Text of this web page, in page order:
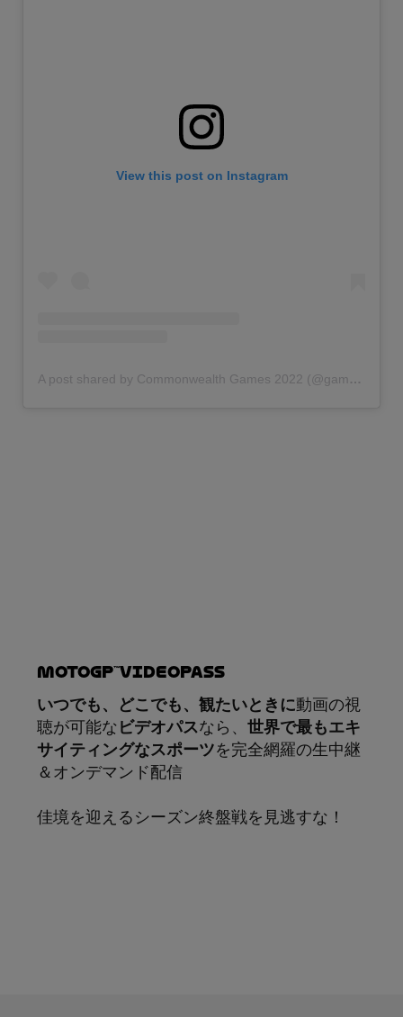
View this post on Instagram
A post shared by Commonwealth Games 2022 (@gamescommonwealth)
MotoGP™VIDEOPASS
いつでも、どこでも、観たいときに動画の視
聴が可能な ビデオパスなら、 世界で最もエキ
サイティングなスポーツを完全網羅の生中継
＆オンデマンド配信
佳境を迎えるシーズン終盤戦を見逃すな！